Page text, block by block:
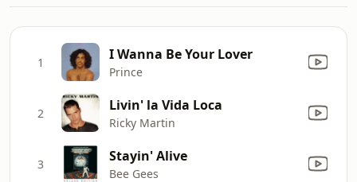
1 I Wanna Be Your Lover
Prince
2 Livin' la Vida Loca
Ricky Martin
3 Stayin' Alive
Bee Gees